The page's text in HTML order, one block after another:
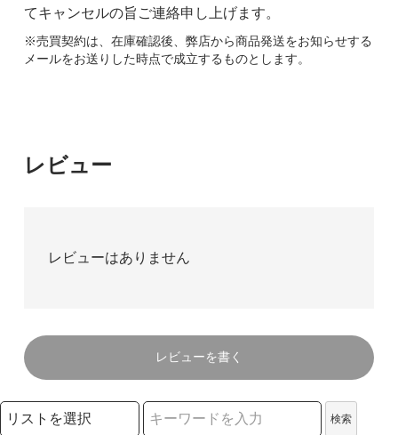
てキャンセルの旨ご連絡申し上げます。
※売買契約は、在庫確認後、弊店から商品発送をお知らせする
メールをお送りした時点で成立するものとします。
レビュー
レビューはありません
レビューを書く
検索リストの選択
検索